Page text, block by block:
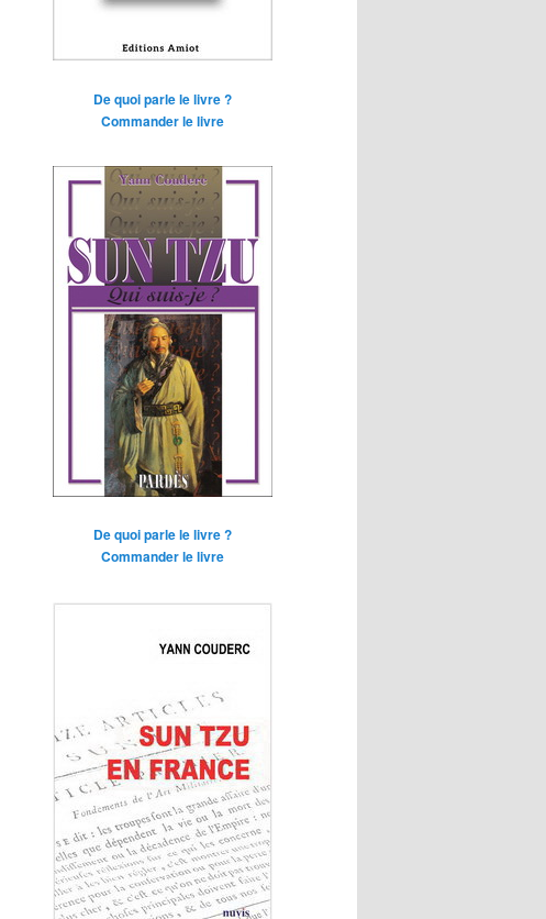
De quoi parle le livre ?
Commander le livre
De quoi parle le livre ?
Commander le livre